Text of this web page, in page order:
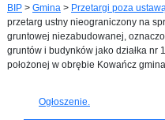
BIP > Gmina > Przetargi poza
przetarg ustny nieograniczony na
gruntowej niezabudowanej,
gruntów i budynków jako działka nr
położonej w obrębie Kowańcz
Ogłoszenie.